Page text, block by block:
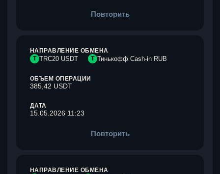
Повторить
НАПРАВЛЕНИЕ ОБМЕНА
T TRC20 USDT Т Тинькофф Cash-in RUB
ОБЪЕМ ОПЕРАЦИИ
385,42 USDT
ДАТА
15.05.2026 11:23
Повторить
НАПРАВЛЕНИЕ ОБМЕНА